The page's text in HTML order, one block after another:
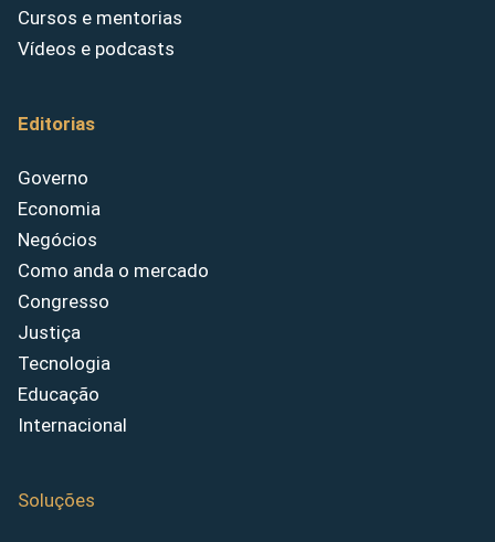
Cursos e mentorias
Vídeos e podcasts
Editorias
Governo
Economia
Negócios
Como anda o mercado
Congresso
Justiça
Tecnologia
Educação
Internacional
Soluções